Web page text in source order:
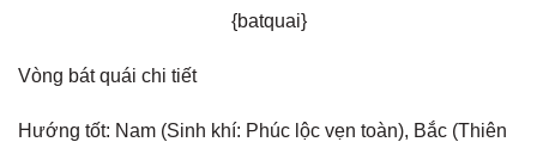
{batquai}
Vòng bát quái chi tiết
Hướng tốt: Nam (Sinh khí: Phúc lộc vẹn toàn), Bắc (Thiên